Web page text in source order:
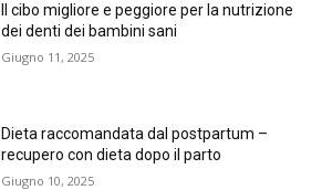
Il cibo migliore e peggiore per la nutrizione
dei denti dei bambini sani
Giugno 11, 2025
Dieta raccomandata dal postpartum –
recupero con dieta dopo il parto
Giugno 10, 2025